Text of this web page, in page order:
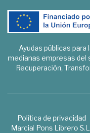
Ayudas públicas
medianas empresas del
Recuperación,
Política de privacidad
Marcial Pons Librero